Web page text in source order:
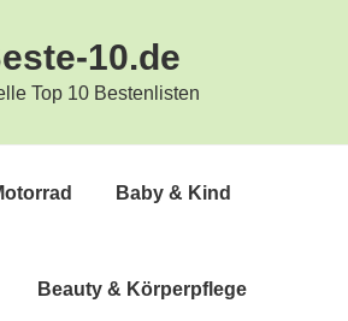
10.de
Top 10 Bestenlisten
Baby & Kind
Beau­ty & Körperpflege